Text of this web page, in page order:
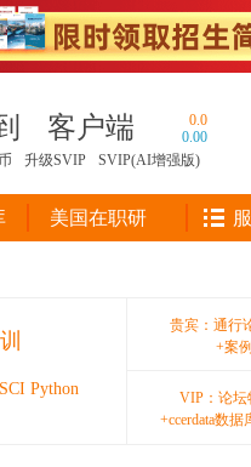
客户端
0.0
0.00
升级SVIP SVIP(AI增强版)
美国在职研
Python
贵宾：通行
+案
VIP：论坛
+ccerdata数